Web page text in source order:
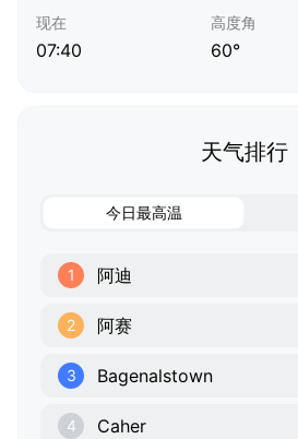
现在
07:40
高度角
60°
天气排行
今日最高温
1 阿迪
2 阿赛
3 Bagenalstown
4 Caher